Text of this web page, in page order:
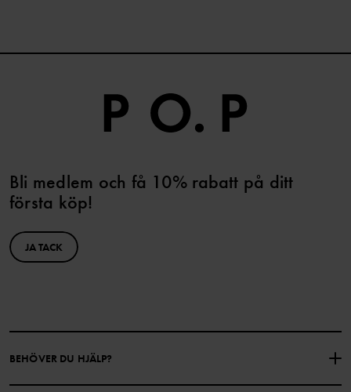
Bli medlem och få 10% rabatt på ditt
första köp!
JA TACK
BEHÖVER DU HJÄLP?